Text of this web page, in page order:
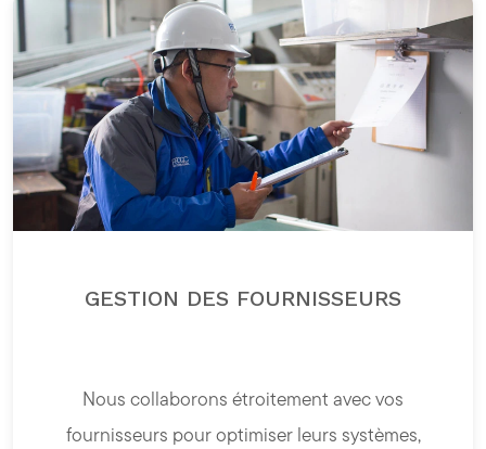
GESTION DES FOURNISSEURS
Nous collaborons étroitement avec vos
fournisseurs pour optimiser leurs systèmes,